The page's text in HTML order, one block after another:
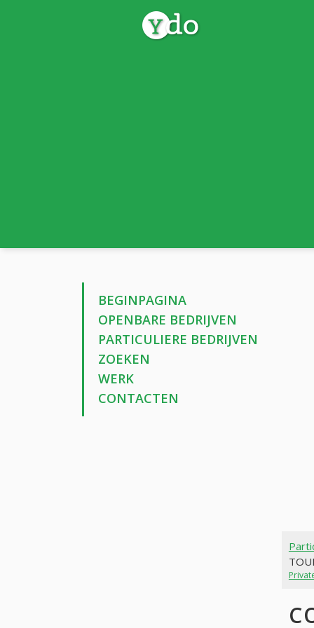
BEGINPAGINA
OPENBARE BEDRIJVEN
PARTICULIERE BEDRIJVEN
ZOEKEN
WERK
CONTACTEN